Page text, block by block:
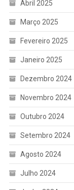
Abril 2025
Março 2025
Fevereiro 2025
Janeiro 2025
Dezembro 2024
Novembro 2024
Outubro 2024
Setembro 2024
Agosto 2024
Julho 2024